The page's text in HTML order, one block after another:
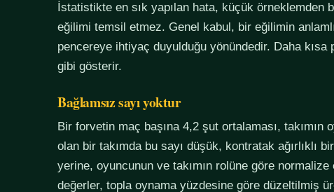
İstatistikte en sık yapılan hata, küçük örneklemden
eğilimi temsil etmez. Genel kabul, bir eğilimin
pencereye ihtiyaç duyulduğu yönündedir. Daha
gibi gösterir.
Bağlamsız sayı yoktur
Bir forvetin maç başına 4,2 şut ortalaması,
olan bir takımda bu sayı düşük, kontratak ağırlıklı
yerine, oyuncunun ve takımın rolüne göre
değerler, topla oynama yüzdesine göre düzeltilmiş